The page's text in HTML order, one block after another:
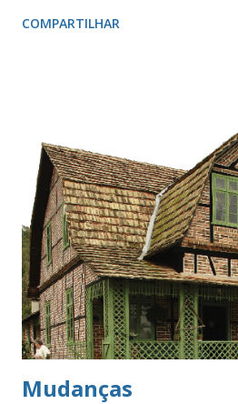
exceto pelos eventos naturais,
apartamento, casamento, filhos,
próprio, etc. Mais tarde,
que “O que faz a diferença numa
são os atos. E os atos são raros.”
não é apenas algo inédito (muitas
disfarçadas), mas é algo que
radicalmente, que produz um
frequente que a maioria passe a
ato algum, só cumprindo o que lhe
COMPARTILHAR
Mudanças